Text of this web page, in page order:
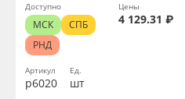
Артикул
р6020
Ед.
шт
Цены
4 129.31 ₽
Доступно
МСК
СПБ
РНД